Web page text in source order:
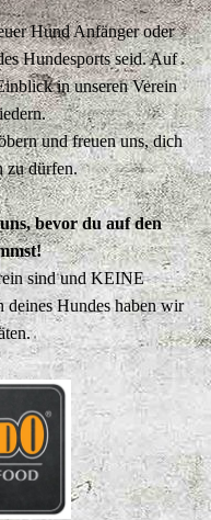
Hund Anfänger oder
Hundesports seid. Auf
in unseren Verein
und freuen uns, dich
zu dürfen.
bevor du auf den
sind und KEINE
deines Hundes haben wir